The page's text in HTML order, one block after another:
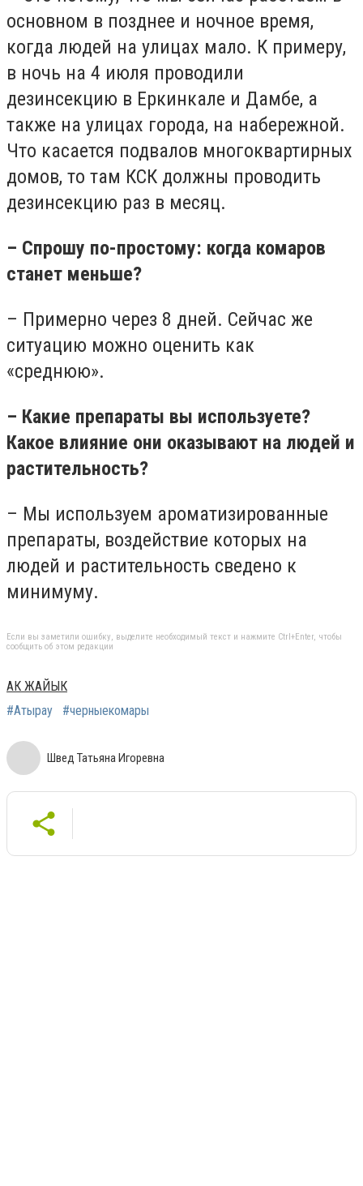
основном в позднее и ночное время,
когда людей на улицах мало. К примеру,
в ночь на 4 июля проводили
дезинсекцию в Еркинкале и Дамбе, а
также на улицах города, на набережной.
Что касается подвалов многоквартирных
домов, то там КСК должны проводить
дезинсекцию раз в месяц.
– Спрошу по-простому: когда комаров
станет меньше?
– Примерно через 8 дней. Сейчас же
ситуацию можно оценить как
«среднюю».
– Какие препараты вы используете?
Какое влияние они оказывают на людей и
растительность?
– Мы используем ароматизированные
препараты, воздействие которых на
людей и растительность сведено к
минимуму.
Если вы заметили ошибку, выделите необходимый текст и нажмите Ctrl+Enter, чтобы
сообщить об этом редакции
АК ЖАЙЫК
#Атырау
#черныекомары
Швед Татьяна Игоревна